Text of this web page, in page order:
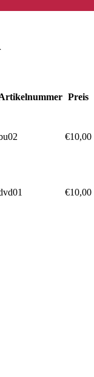
Preis
€10,00
€10,00